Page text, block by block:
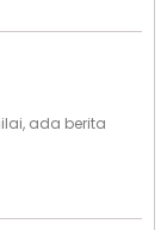
ada berita